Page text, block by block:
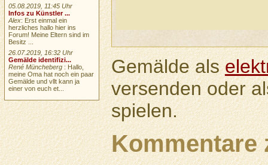
Gemälde als
versenden oder
spielen.
Kommentare
05.08.2019, 11:45 Uhr
Infos zu Künstler ...
Alex: Erst einmal ein
herzliches hallo hier ins
Forum! Meine Eltern sind im
Besitz ...
26.07.2019, 16:32 Uhr
Gemälde identifizi...
René Müncheberg : Hallo,
meine Oma hat noch ein paar
Gemälde und vllt kann ja
einer von euch et...